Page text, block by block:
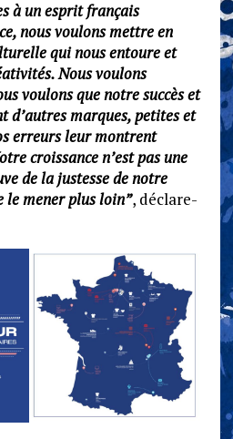
à un esprit français
nous voulons mettre en
qui nous entoure et
Nous voulons
voulons que notre succès et
d’autres marques, petites et
erreurs leur montrent
croissance n’est pas une
de la justesse de notre
le mener plus loin”, déclare-